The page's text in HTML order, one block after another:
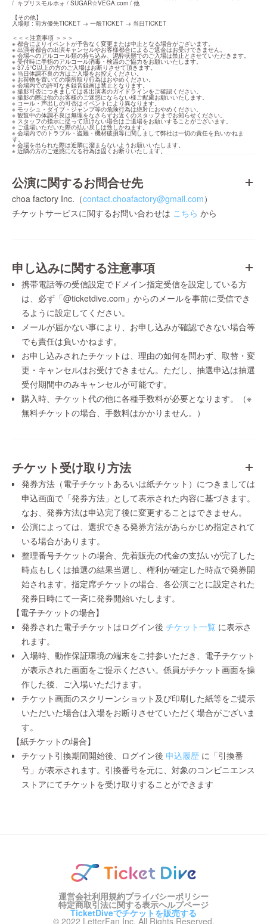
/  キプリスモルホォ / SUGAR☆VEGA.­com / 他
【その他】
入場順 : 前方優先TICKET → 一般TICKET → 当日TICKET
＜＜＜注意事項 ＞＞＞
※ 都合によりイベントが予告なく変更または中止となる場合がございます。
※ 出演者都合の出演キャンセルやお客様都合によるご返金はお受けできません。
※ 会場へのアルコール類の持ち込み、泥酔状態でのご入場は禁止とさせていただきます。
※ 受付時に手指のアルコール消毒・検温のご協力をお願いいたします。
※ 37.5℃以上の方のご入場はお断りさせて頂きます。
※ 当日体調不良の方はご入場をお控えください。
※ お荷物を置いての場所取り行為はおやめください。
※ 会場内での許可なき録音録画は禁止となります。
※ 撮影可否につきましては各出演者のガイドラインをご確認ください。
※ 撮影の際は他のお客様のご迷惑にならない様ご配慮お願いいたします。
※ コール・声出しの可否はイベントにより異なります。
※ モッシュ・ダイブ・ジャンプ等の危険行為は絶対におやめください。
※ 観覧中の体調不良は無理をなさらずお近くのスタッフまでお知らせください。
※ スタッフの指示に従って頂けない場合はご退場をお願いすることがございます。
※ ご退場いただいた際の払い戻しは致しかねます。
※ 会場内でのトラブル・盗難・機材破損等に関しまして弊社は一切の責任を負いかねま
す。
※ 会場を出られた際は近隣に溜まらないようお願いいたします。
※ 近隣の方のご迷惑になる行為は固くお断りいたします。
公演に関するお問合せ先
choa factory Inc.（contact.choafactory@gmail.com）
チケットサービスに関するお問い合わせは こちら から
申し込みに関する注意事項
携帯電話等の受信設定でドメイン指定受信を設定している方
は、必ず「@ticketdive.com」からのメールを事前に受信でき
るように設定してください。
メールが届かない事により、お申し込みが確認できない場合等
でも責任は負いかねます。
お申し込みされたチケットは、理由の如何を問わず、取替・変
更・キャンセルはお受けできません。ただし、抽選申込は抽選
受付期間中のみキャンセルが可能です。
購入時、チケット代の他に各種手数料が必要となります。（※
無料チケットの場合、手数料はかかりません。）
チケット受け取り方法
発券方法（電子チケットあるいは紙チケット）につきましては
申込画面で「発券方法」として表示された内容に基づきます。
なお、発券方法は申込完了後に変更することはできません。
公演によっては、選択できる発券方法があらかじめ指定されて
いる場合があります。
整理番号チケットの場合、先着販売の代金の支払いが完了した
時点もしくは抽選の結果当選し、権利が確定した時点で発券開
始されます。指定席チケットの場合、各公演ごとに設定された
発券日時にて一斉に発券開始いたします。
【電子チケットの場合】
発券された電子チケットはログイン後 チケット一覧 に表示さ
れます。
入場時、動作保証環境の端末をご持参いただき、電子チケット
が表示された画面をご提示ください。係員がチケット画面を操
作した後、ご入場いただけます。
チケット画面のスクリーンショット及び印刷した紙等をご提示
いただいた場合は入場をお断りさせていただく場合がございま
す。
【紙チケットの場合】
チケット引換期間開始後、ログイン後 申込履歴 に「引換番
号」が表示されます。引換番号を元に、対象のコンビニエンス
ストアにてチケットを受け取りすることができます
運営会社利用規約プライバシーポリシー
特定商取引法に関する表示ヘルプページ
TicketDiveでチケットを販売する
© 2022 LetterFan Inc. All Rights Reserved.